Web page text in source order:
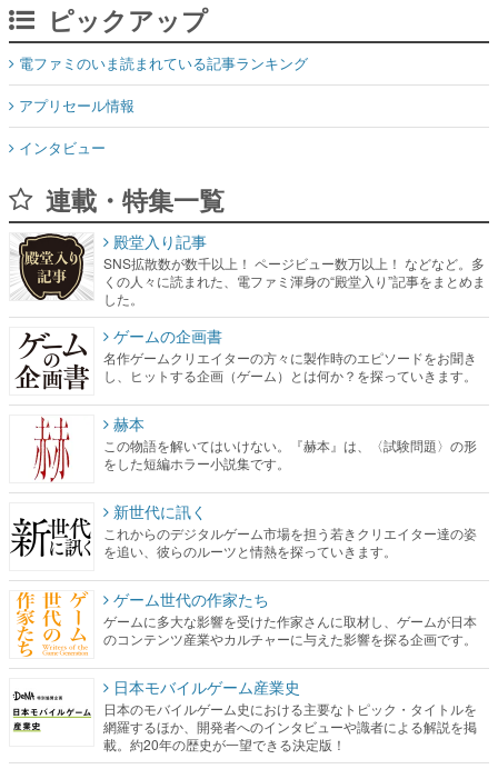
ピックアップ
電ファミのいま読まれている記事ランキング
アプリセール情報
インタビュー
連載・特集一覧
殿堂入り記事
SNS拡散数が数千以上！ ページビュー数万以上！ などなど。多
くの人々に読まれた、電ファミ渾身の“殿堂入り”記事をまとめま
した。
ゲームの企画書
名作ゲームクリエイターの方々に製作時のエピソードをお聞き
し、ヒットする企画（ゲーム）とは何か？を探っていきます。
赫本
この物語を解いてはいけない。『赫本』は、〈試験問題〉の形
をした短編ホラー小説集です。
新世代に訊く
これからのデジタルゲーム市場を担う若きクリエイター達の姿
を追い、彼らのルーツと情熱を探っていきます。
ゲーム世代の作家たち
ゲームに多大な影響を受けた作家さんに取材し、ゲームが日本
のコンテンツ産業やカルチャーに与えた影響を探る企画です。
日本モバイルゲーム産業史
日本のモバイルゲーム史における主要なトピック・タイトルを
網羅するほか、開発者へのインタビューや識者による解説を掲
載。約20年の歴史が一望できる決定版！